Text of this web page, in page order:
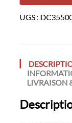
Chargeurs
FAMAS
UGS :
LIVRAISON